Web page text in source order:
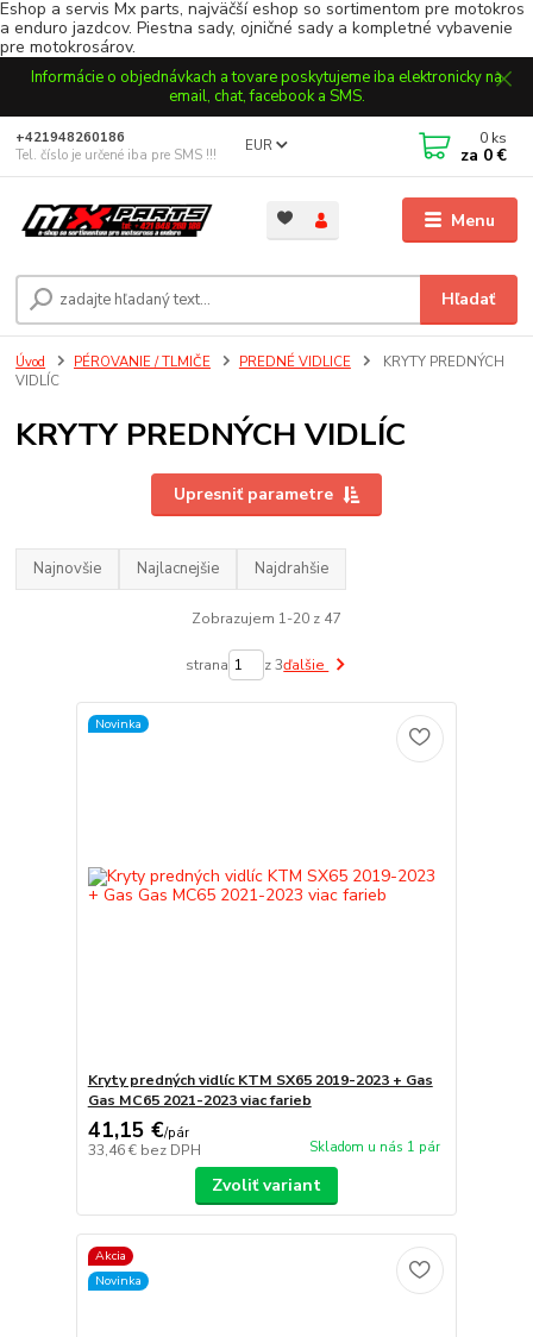
Eshop a servis Mx parts, najväčší eshop so sortimentom pre motokros
a enduro jazdcov. Piestna sady, ojničné sady a kompletné vybavenie
pre motokrosárov.
Informácie o objednávkach a tovare poskytujeme iba elektronicky na
email, chat, facebook a SMS.
Menu
EUR
Hľadať
+421948260186
Tel. číslo je určené iba pre SMS !!!
0 ks
za 0 €
Úvod PÉROVANIE / TLMIČE PREDNÉ VIDLICE
KRYTY PREDNÝCH
VIDLÍC
KRYTY PREDNÝCH VIDLÍC
Upresniť parametre
Najnovšie Najlacnejšie Najdrahšie
Zobrazujem 1-20 z 47
strana z 3ďalšie
Novinka
Kryty predných vidlíc KTM SX65 2019-2023 + Gas
Gas MC65 2021-2023 viac farieb
41,15 €/pár
33,46 € bez DPH Skladom u nás 1 pár
Zvoliť variant
Akcia
Novinka